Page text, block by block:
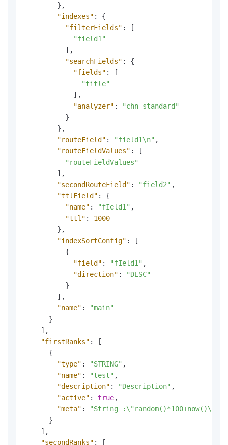
} ,
"indexes" :
{
"filterFields" :
[
"field1"
] ,
"searchFields" :
{
"fields" :
[
"title"
] ,
"analyzer" :
"chn_standard"
}
} ,
"routeField" : "field1\n" ,
"routeFieldValues" :
[
"routeFieldValues"
] ,
"secondRouteField" : "field2" ,
"ttlField" :
{
"name" : "fIeld1" ,
"ttl" :
1000
} ,
"indexSortConfig" :
[
{
"field" : "fIeld1" ,
"direction" :
"DESC"
}
] ,
"name" :
"main"
}
] ,
"firstRanks" :
[
{
"type" : "STRING" ,
"name" : "test" ,
"description" : "Description" ,
"active" : true,
"meta" :
"String
}
] ,
"secondRanks" : [